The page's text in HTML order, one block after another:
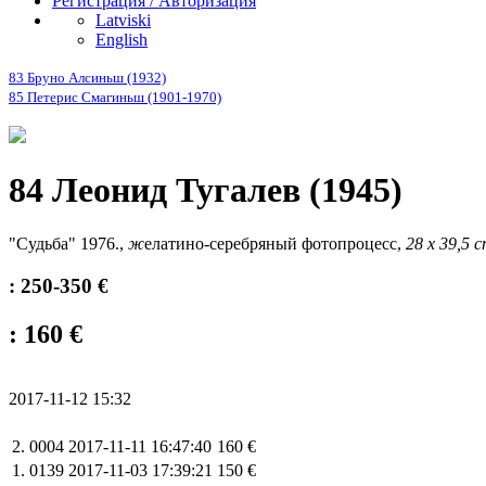
Latviski
English
83 Бруно Алсиньш (1932)
85 Петерис Смагиньш (1901-1970)
84 Леонид Тугалев (1945)
"Судьба" 1976., желатино-серебряный фотопроцесс, 28 x 39,5
: 250-350 €
: 160 €
2017-11-12 15:32
2. 0004 2017-11-11 16:47:40 160 €
1. 0139 2017-11-03 17:39:21 150 €